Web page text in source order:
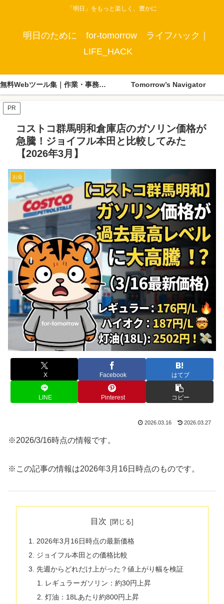
「明日」をもっと楽しく、豊かに
明日のために for-tomorrow ライフハック｜
LIFE_HACK
無料Webツール集｜作業・事務・生活に便利なツールまとめ Tomorrow’s Navigator
PR
コストコ群馬明和倉庫店のガソリン価格が
急騰！ジョイフル本田と比較してみた
【2026年3月】
お金
X Facebook はてブ
LINE Pinterest コピー
2026.03.16 2026.03.27
※2026/3/16時点の情報です。
※この記事の情報は2026年3月16日時点のものです。
目次
2026年3月16日時点の最新価格
ジョイフル本田との価格比較
先週からどれだけ上がった？値上がり幅を検証
レギュラーガソリン：約30円上昇
灯油：18Lあたり約800円上昇